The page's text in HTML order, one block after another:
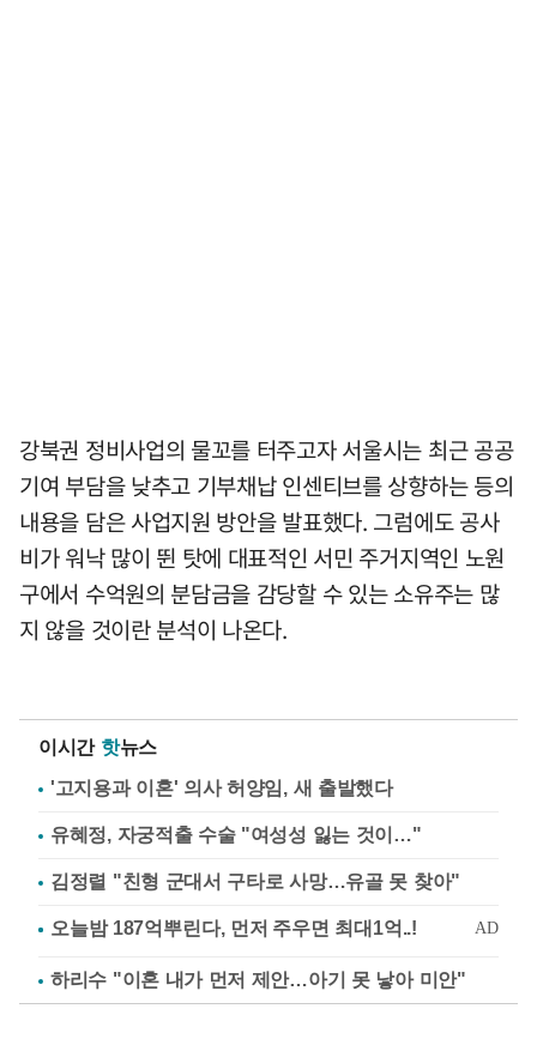
강북권 정비사업의 물꼬를 터주고자 서울시는 최근 공공
기여 부담을 낮추고 기부채납 인센티브를 상향하는 등의
내용을 담은 사업지원 방안을 발표했다. 그럼에도 공사
비가 워낙 많이 뛴 탓에 대표적인 서민 주거지역인 노원
구에서 수억원의 분담금을 감당할 수 있는 소유주는 많
지 않을 것이란 분석이 나온다.
이시간 핫뉴스
'고지용과 이혼' 의사 허양임, 새 출발했다
유혜정, 자궁적출 수술 "여성성 잃는 것이…"
김정렬 "친형 군대서 구타로 사망…유골 못 찾아"
하리수 "이혼 내가 먼저 제안…아기 못 낳아 미안"